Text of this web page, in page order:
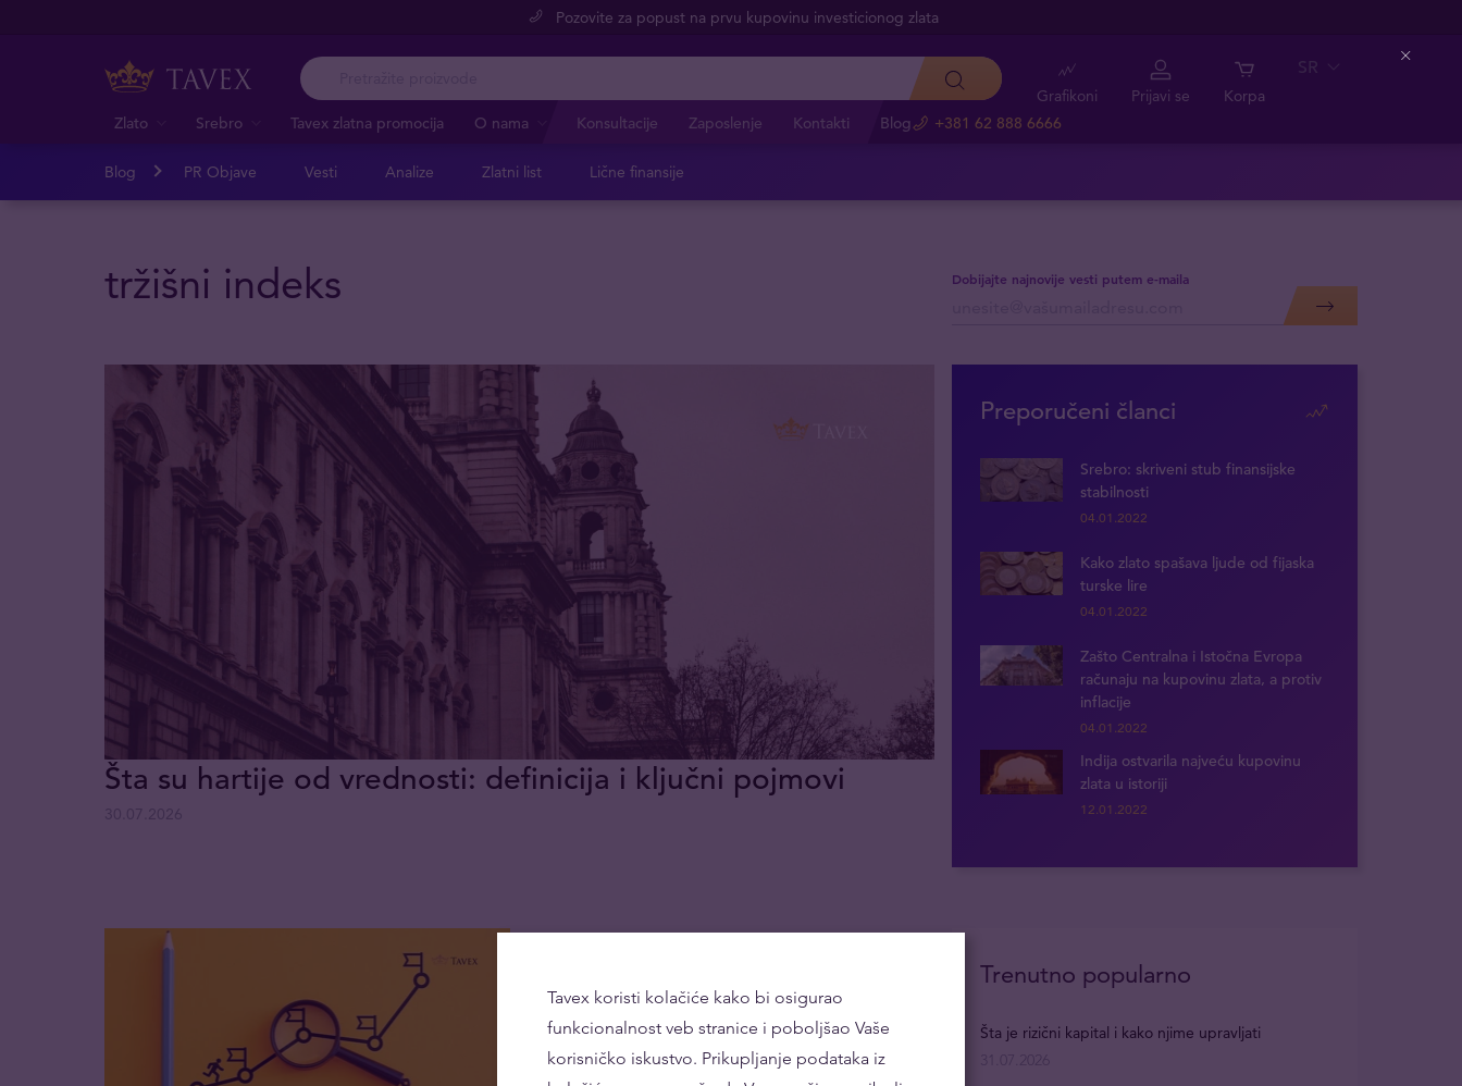
Pozovite za popust na prvu kupovinu investicionog zlata
Zlato Srebro Tavex zlatna promocija O nama Konsultacije Zaposlenje Kontakti Blog +381 62 888 6666
Grafikoni Prijavi se Korpa
SR
Blog PR Objave Vesti Analize Zlatni list Lične finansije
tržišni indeks Dobijajte najnovije vesti putem e-maila
Šta su hartije od vrednosti: definicija i ključni pojmovi
Preporučeni članci
Srebro: skriveni stub finansijske
stabilnosti
04.01.2022
Kako zlato spašava ljude od fijaska
turske lire
04.01.2022
Zašto Centralna i Istočna Evropa
računaju na kupovinu zlata, a protiv
inflacije
04.01.2022
Indija ostvarila najveću kupovinu
zlata u istoriji
12.01.2022
Trenutno popularno
Šta je rizični kapital i kako njime upravljati
31.07.2026
Tavex koristi kolačiće kako bi osigurao
funkcionalnost veb stranice i poboljšao Vaše
korisničko iskustvo. Prikupljanje podataka iz
Close